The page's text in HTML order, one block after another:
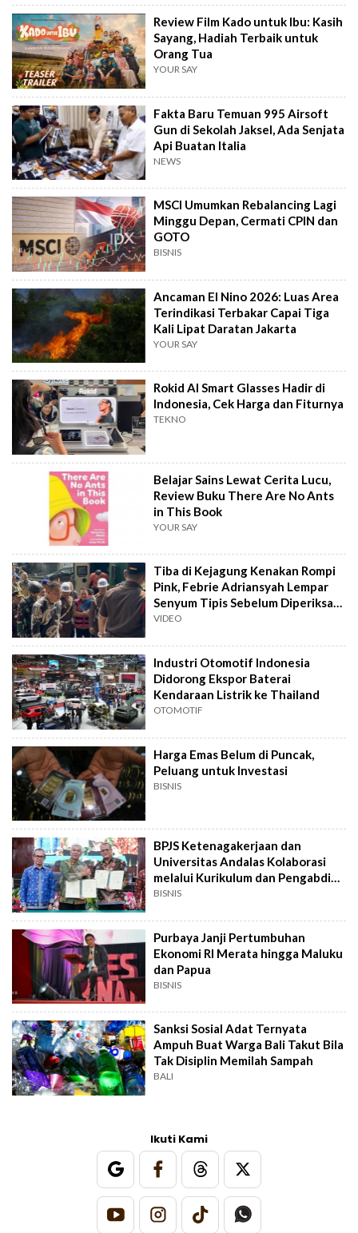
Review Film Kado untuk Ibu: Kasih
Sayang, Hadiah Terbaik untuk
Orang Tua
YOUR SAY
Fakta Baru Temuan 995 Airsoft
Gun di Sekolah Jaksel, Ada Senjata
Api Buatan Italia
NEWS
MSCI Umumkan Rebalancing Lagi
Minggu Depan, Cermati CPIN dan
GOTO
BISNIS
Ancaman El Nino 2026: Luas Area
Terindikasi Terbakar Capai Tiga
Kali Lipat Daratan Jakarta
YOUR SAY
Rokid AI Smart Glasses Hadir di
Indonesia, Cek Harga dan Fiturnya
TEKNO
Belajar Sains Lewat Cerita Lucu,
Review Buku There Are No Ants
in This Book
YOUR SAY
Tiba di Kejagung Kenakan Rompi
Pink, Febrie Adriansyah Lempar
Senyum Tipis Sebelum Diperiksa
Tim 9
VIDEO
Industri Otomotif Indonesia
Didorong Ekspor Baterai
Kendaraan Listrik ke Thailand
OTOMOTIF
Harga Emas Belum di Puncak,
Peluang untuk Investasi
BISNIS
BPJS Ketenagakerjaan dan
Universitas Andalas Kolaborasi
melalui Kurikulum dan Pengabdian
Masyarakat
BISNIS
Purbaya Janji Pertumbuhan
Ekonomi RI Merata hingga Maluku
dan Papua
BISNIS
Sanksi Sosial Adat Ternyata
Ampuh Buat Warga Bali Takut Bila
Tak Disiplin Memilah Sampah
BALI
Ikuti Kami